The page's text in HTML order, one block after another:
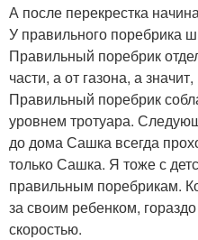
А после перекрестка
У правильного поребрика
Правильный поребрик
части, а от газона, а
Правильный поребрик
уровнем тротуара.
до дома Сашка всегда
только Сашка. Я тоже с
правильным поребрикам.
за своим ребенком,
скоростью.